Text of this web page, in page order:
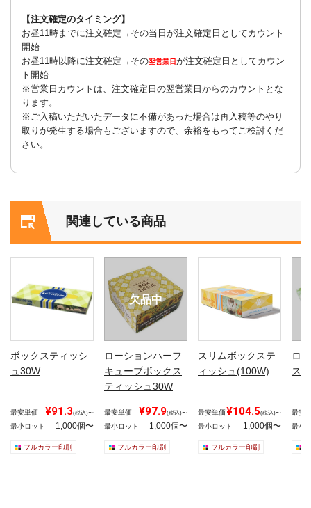
【注文確定のタイミング】
お昼11時までに注文確定→その当日が注文確定日としてカウント
開始
お昼11時以降に注文確定→その翌営業日が注文確定日としてカウン
ト開始
※営業日カウントは、注文確定日の翌営業日からのカウントとな
ります。
※ご入稿いただいたデータに不備があった場合は再入稿等のやり
取りが発生する場合もございますので、余裕をもってご検討くだ
さい。
関連している商品
ボックスティッシ
ュ30W
最安単価 ¥91.3(税込)〜
最小ロット 1,000個〜
フルカラー印刷
欠品中
ローションハーフ
キューブボックス
ティッシュ30W
最安単価 ¥97.9(税込)〜
最小ロット 1,000個〜
フルカラー印刷
スリムボックステ
ィッシュ(100W)
最安単価¥104.5(税込)〜
最小ロット 1,000個〜
フルカラー印刷
ロ
ス
最安
最小